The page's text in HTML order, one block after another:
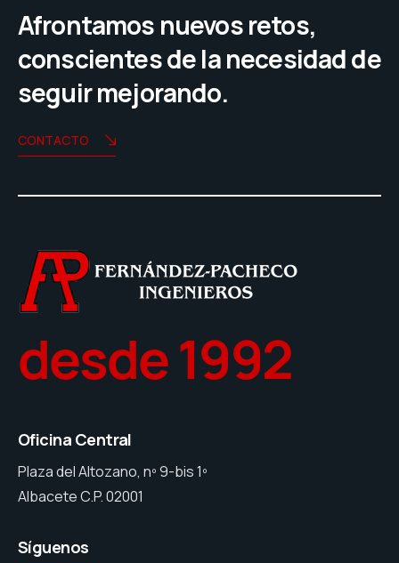
Afrontamos nuevos retos,
conscientes de la necesidad de
seguir mejorando.
CONTACTO
desde 1992
Oficina Central
Plaza del Altozano, nº 9-bis 1º
Albacete C.P. 02001
Síguenos